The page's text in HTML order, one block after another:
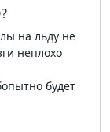
на льду не
неплохо
будет